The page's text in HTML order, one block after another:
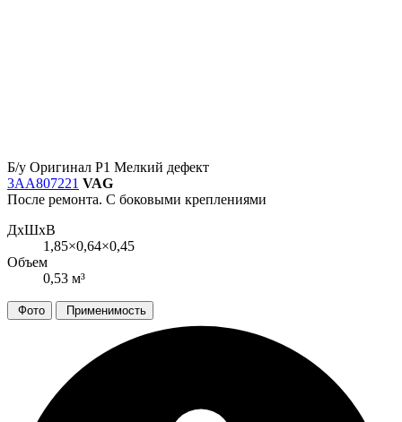
Б/у Оригинал Р1 Мелкий дефект
3AA807221 VAG
После ремонта. С боковыми креплениями
ДxШxВ
1,85×0,64×0,45
Объем
0,53 м³
Фото Применимость